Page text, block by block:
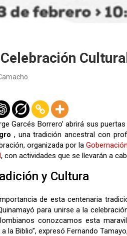
Garcés Borrero’ abrirá sus
, una tradición ancestral con
organizada por laGobernación
, con actividades que se llevarán a
y Cultura
de esta centenaria
para unirse a la
conozcamos esta
la Biblio”, expresó Fernando